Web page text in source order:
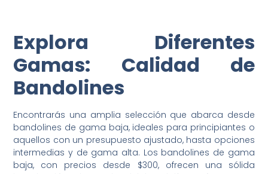
Explora Diferentes
Gamas: Calidad de
Bandolines
Encontrarás una amplia selección que abarca desde
bandolines de gama baja, ideales para principiantes o
aquellos con un presupuesto ajustado, hasta opciones
intermedias y de gama alta. Los bandolines de gama
baja, con precios desde $300, ofrecen una sólida